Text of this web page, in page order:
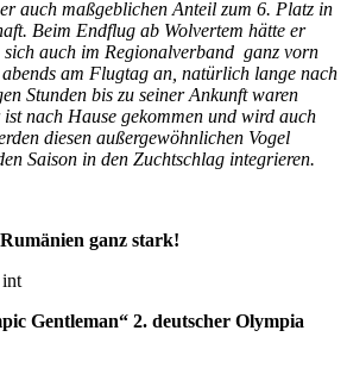
auch maßgeblichen Anteil zum 6. Platz in
Beim Endflug ab Wolvertem hätte er
sich auch im Regionalverband ganz vorn
am Flugtag an, natürlich lange nach
Stunden bis zu seiner Ankunft waren
nach Hause gekommen und wird auch
diesen außergewöhnlichen Vogel
Saison in den Zuchtschlag integrieren.
ganz stark!
Gentleman“ 2. deutscher Olympia